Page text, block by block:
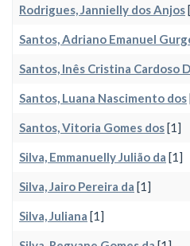
Rodrigues, Jannielly dos Anjos
Santos, Adriano Emanuel
Santos, Inês Cristina Cardoso
Santos, Luana Nascimento dos
Santos, Vitoria Gomes dos[1]
Silva, Emmanuelly Julião da [1]
Silva, Jairo Pereira da [1]
Silva, Juliana [1]